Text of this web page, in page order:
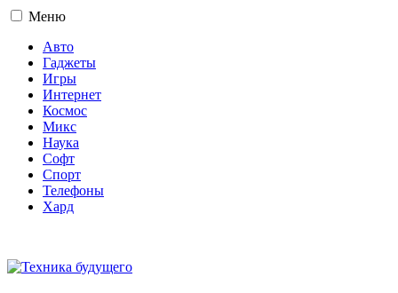
Меню
Авто
Гаджеты
Игры
Интернет
Космос
Микс
Наука
Софт
Спорт
Телефоны
Хард